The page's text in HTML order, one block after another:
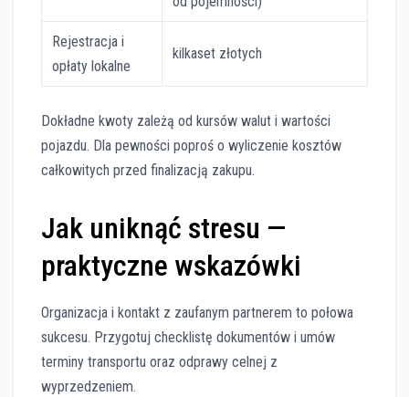
Rejestracja i
opłaty lokalne
kilkaset złotych
Dokładne kwoty zależą od kursów walut i wartości
pojazdu. Dla pewności poproś o wyliczenie kosztów
całkowitych przed finalizacją zakupu.
Jak uniknąć stresu —
praktyczne wskazówki
Organizacja i kontakt z zaufanym partnerem to połowa
sukcesu. Przygotuj checklistę dokumentów i umów
terminy transportu oraz odprawy celnej z
wyprzedzeniem.